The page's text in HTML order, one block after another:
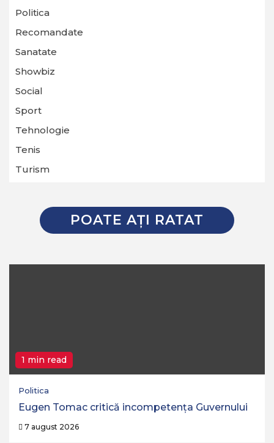
Politica
Recomandate
Sanatate
Showbiz
Social
Sport
Tehnologie
Tenis
Turism
POATE AŢI RATAT
1 min read
Politica
Eugen Tomac critică incompetența Guvernului
7 august 2026